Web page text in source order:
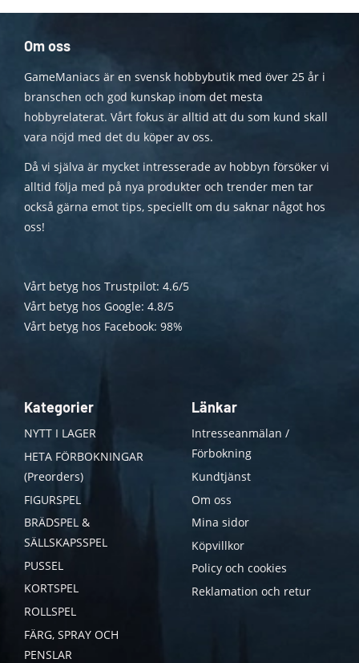
Om oss
GameManiacs är en svensk hobbybutik med över 25 år i
branschen och god kunskap inom det mesta
hobbyrelaterat. Vårt fokus är alltid att du som kund skall
vara nöjd med det du köper av oss.
Då vi själva är mycket intresserade av hobbyn försöker vi
alltid följa med på nya produkter och trender men tar
också gärna emot tips, speciellt om du saknar något hos
oss!
Vårt betyg hos Trustpilot: 4.6/5
Vårt betyg hos Google: 4.8/5
Vårt betyg hos Facebook: 98%
Kategorier
NYTT I LAGER
HETA FÖRBOKNINGAR
(Preorders)
FIGURSPEL
BRÄDSPEL &
SÄLLSKAPSSPEL
PUSSEL
KORTSPEL
ROLLSPEL
FÄRG, SPRAY OCH
PENSLAR
Länkar
Intresseanmälan /
Förbokning
Kundtjänst
Om oss
Mina sidor
Köpvillkor
Policy och cookies
Reklamation och retur